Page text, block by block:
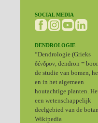
SOCIAL MEDIA
DENDROLOGIE
“Dendrologie (Grieks
δένδρον, dendron =
de studie van bomen,
en in het algemeen
houtachtige planten.
een wetenschappelijk
deelgebied van de
Wikipedia